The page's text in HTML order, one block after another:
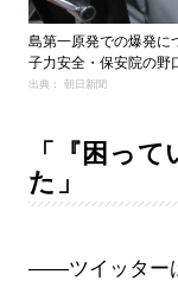
島第一原発での爆発に
子力安全・保安院の野
出典： 朝日新聞
「『困っ
た」
――ツイッター